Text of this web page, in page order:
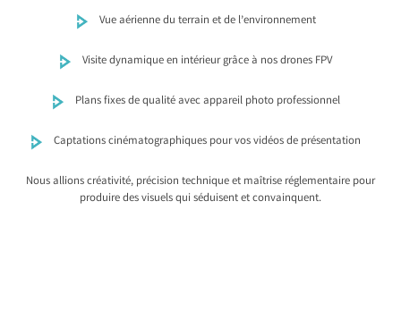
Vue aérienne du terrain et de l’environnement
Visite dynamique en intérieur grâce à nos drones FPV
Plans fixes de qualité avec appareil photo professionnel
Captations cinématographiques pour vos vidéos de présentation
Nous allions créativité, précision technique et maîtrise réglementaire pour
produire des visuels qui séduisent et convainquent.